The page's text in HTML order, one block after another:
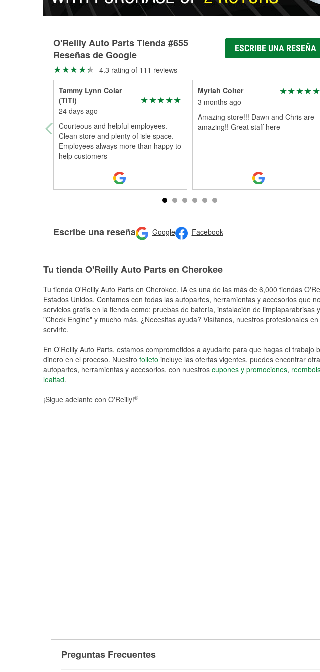
O'Reilly Auto Parts Tienda #655
Reseñas de Google
ESCRIBE UNA RESEÑA
4.3 rating of 111 reviews
Tammy Lynn Colar
(TiTi)
24 days ago
Courteous and helpful employees.
Clean store and plenty of isle space.
Employees always more than happy to
help customers
Myriah Colter
3 months ago
Amazing store!!! Dawn and Chris are
amazing!! Great staff here
Escribe una reseña Google Facebook
Tu tienda O'Reilly Auto Parts en Cherokee
Tu tienda O'Reilly Auto Parts en Cherokee, IA es una de las más de 6,000 tiendas
Estados Unidos. Contamos con todas las autopartes, herramientas y accesorios que
servicios gratis en la tienda como: pruebas de batería, instalación de limpiaparabrisas
"Check Engine" y mucho más. ¿Necesitas ayuda? Visítanos, nuestros profesionales
servirte.
En O'Reilly Auto Parts, estamos comprometidos a ayudarte para que hagas el trabajo
dinero en el proceso. Nuestro folleto incluye las ofertas vigentes, puedes encontrar
autopartes, herramientas y accesorios, con nuestros cupones y promociones,
lealtad.
¡Sigue adelante con O'Reilly!®
Preguntas Frecuentes